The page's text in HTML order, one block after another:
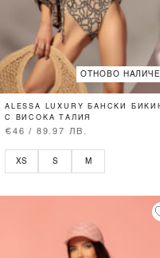
ОТНОВО
ALESSA LUXURY БАНСКИ
С ВИСОКА ТАЛИЯ
€46 / 89.97 ЛВ.
XS S M